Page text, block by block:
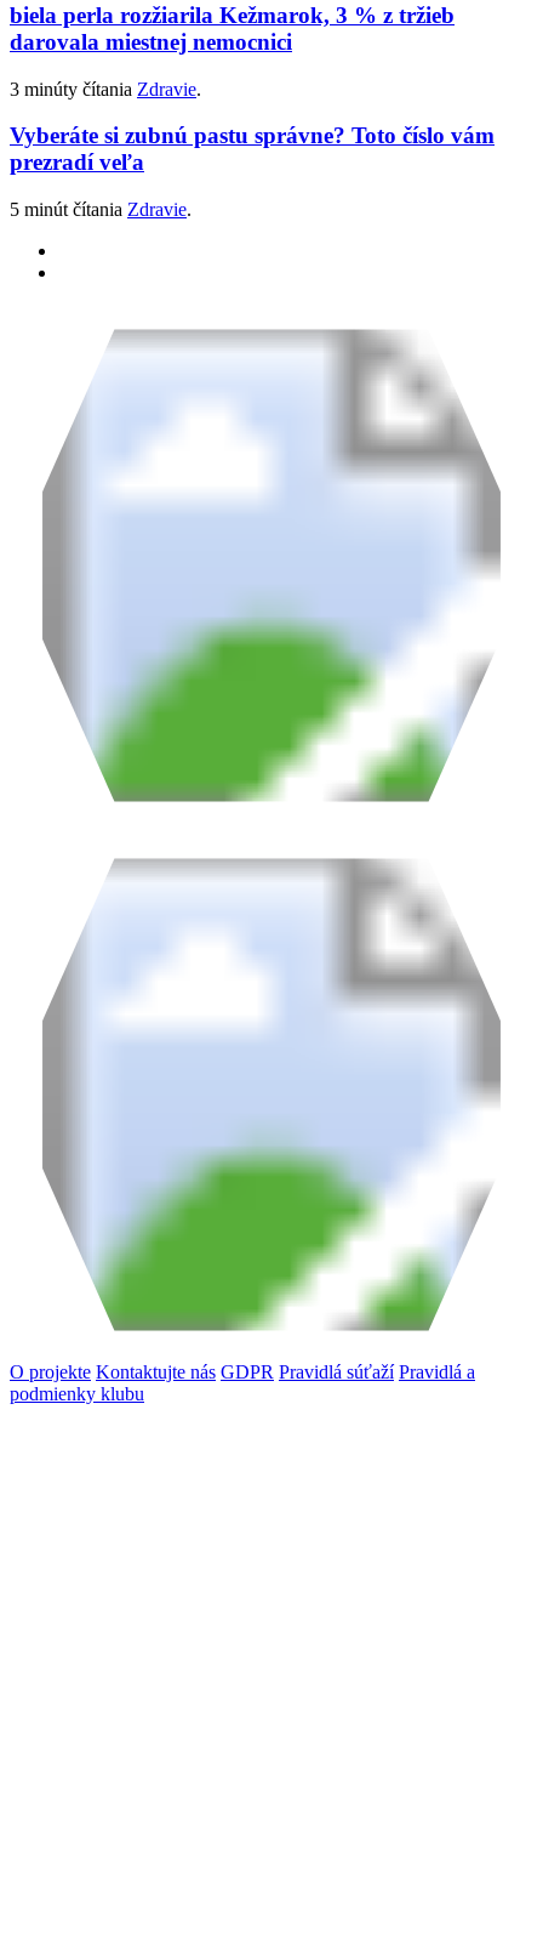
biela perla rozžiarila Kežmarok, 3 % z tržieb
darovala miestnej nemocnici
3 minúty čítania Zdravie.
Vyberáte si zubnú pastu správne? Toto číslo vám
prezradí veľa
5 minút čítania Zdravie.
O projekte Kontaktujte nás GDPR Pravidlá súťaží Pravidlá a
podmienky klubu